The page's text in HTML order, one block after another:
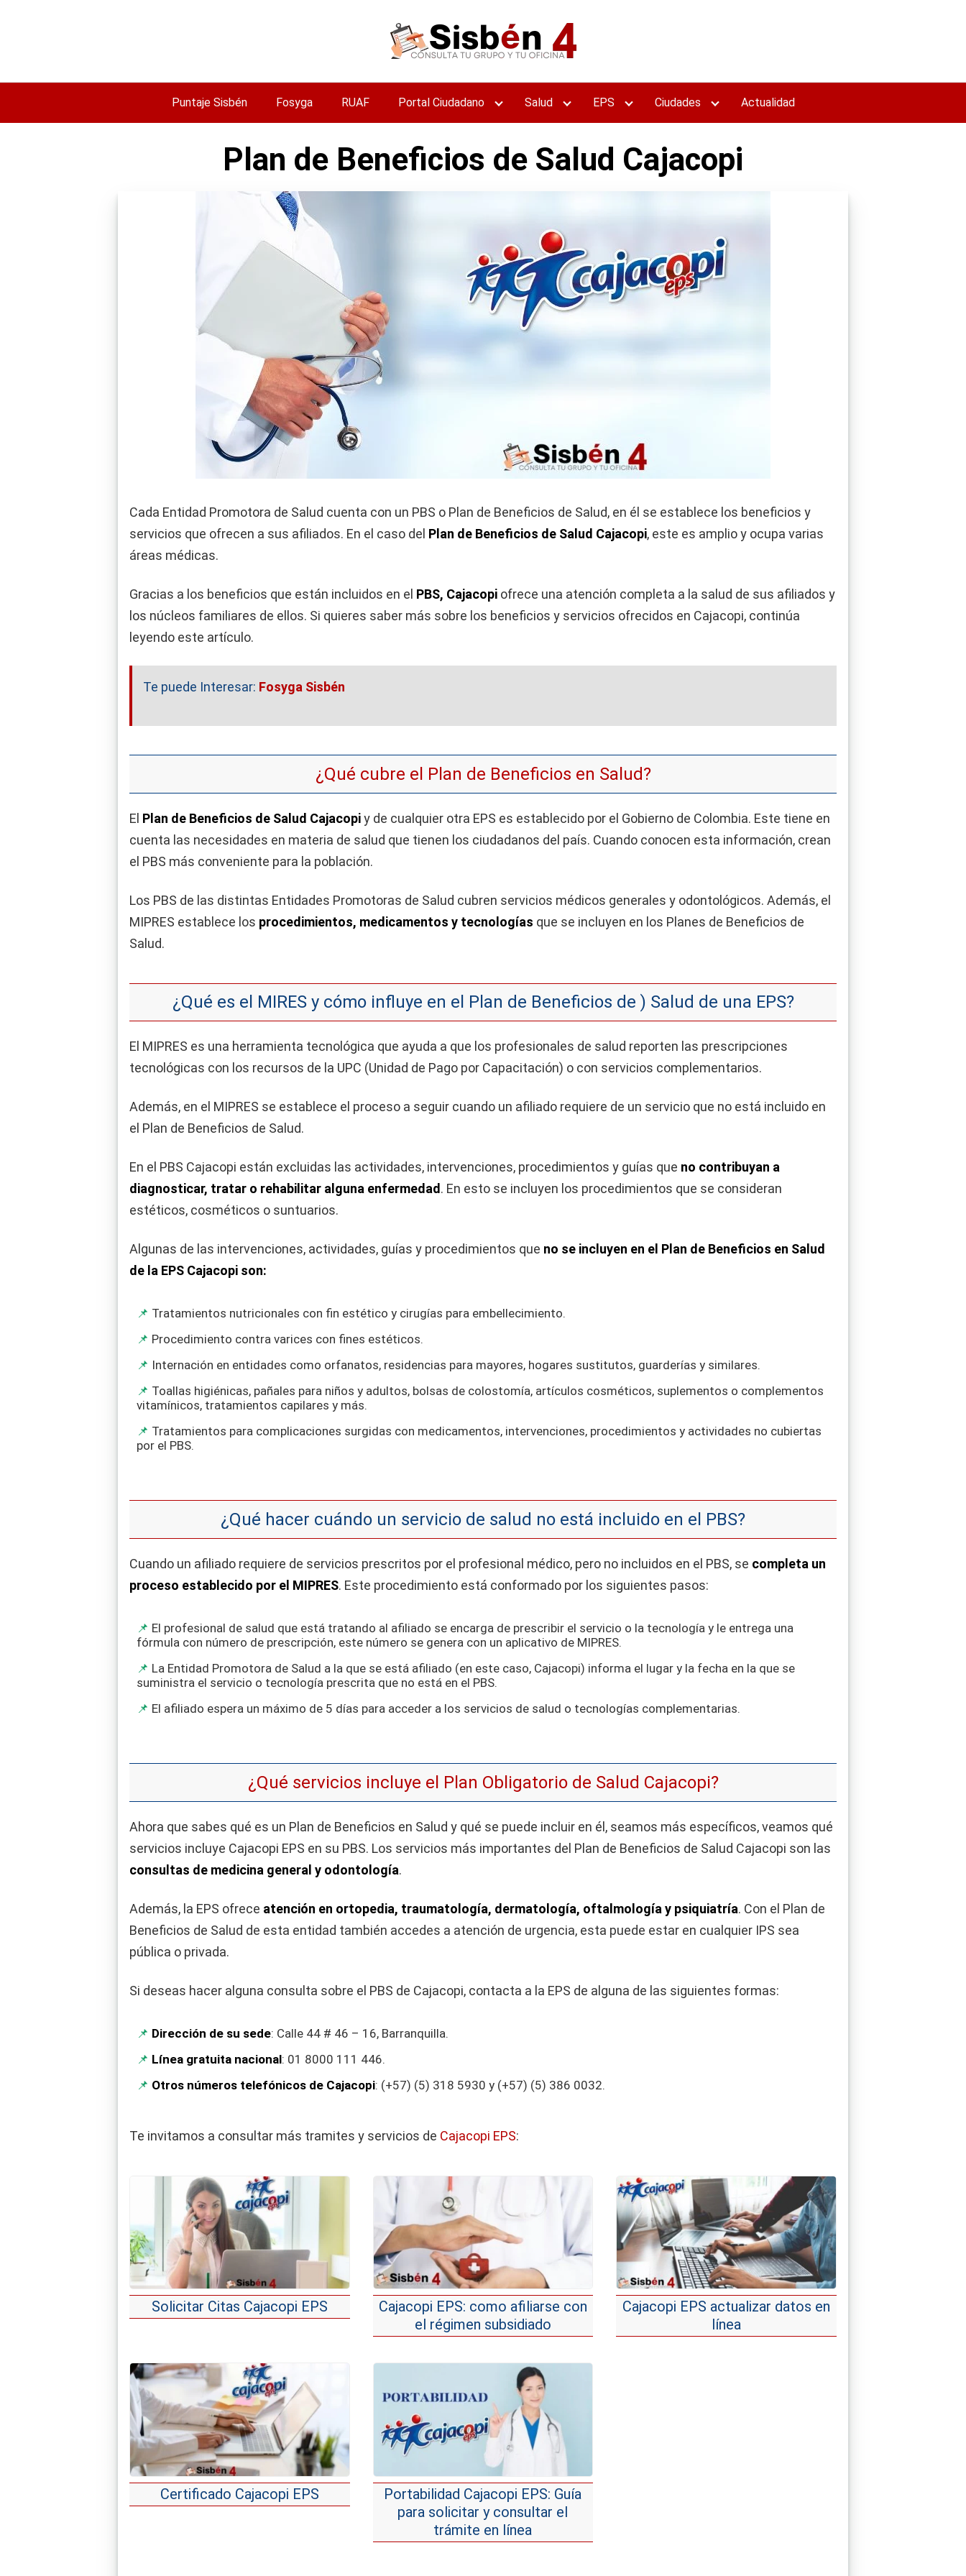
Puntaje Sisbén Fosyga RUAF Portal Ciudadano Salud EPS Ciudades Actualidad
Plan de Beneficios de Salud Cajacopi
Cada Entidad Promotora de Salud cuenta con un PBS o Plan de Beneficios de Salud, en él se establece los beneficios y
servicios que ofrecen a sus afiliados. En el caso del Plan de Beneficios de Salud Cajacopi, este es amplio y ocupa varias
áreas médicas.
Gracias a los beneficios que están incluidos en el PBS, Cajacopi ofrece una atención completa a la salud de sus afiliados y
los núcleos familiares de ellos. Si quieres saber más sobre los beneficios y servicios ofrecidos en Cajacopi, continúa
leyendo este artículo.
Te puede Interesar: Fosyga Sisbén
¿Qué cubre el Plan de Beneficios en Salud?
El Plan de Beneficios de Salud Cajacopiy de cualquier otra EPS es establecido por el Gobierno de Colombia. Este tiene en
cuenta las necesidades en materia de salud que tienen los ciudadanos del país. Cuando conocen esta información, crean
el PBS más conveniente para la población.
Los PBS de las distintas Entidades Promotoras de Salud cubren servicios médicos generales y odontológicos. Además, el
MIPRES establece los procedimientos, medicamentos y tecnologías que se incluyen en los Planes de Beneficios de
Salud.
¿Qué es el MIRES y cómo influye en el Plan de Beneficios de ) Salud de una EPS?
El MIPRES es una herramienta tecnológica que ayuda a que los profesionales de salud reporten las prescripciones
tecnológicas con los recursos de la UPC (Unidad de Pago por Capacitación) o con servicios complementarios.
Además, en el MIPRES se establece el proceso a seguir cuando un afiliado requiere de un servicio que no está incluido en
el Plan de Beneficios de Salud.
En el PBS Cajacopi están excluidas las actividades, intervenciones, procedimientos y guías que no contribuyan a
diagnosticar, tratar o rehabilitar alguna enfermedad. En esto se incluyen los procedimientos que se consideran
estéticos, cosméticos o suntuarios.
Algunas de las intervenciones, actividades, guías y procedimientos que no se incluyen en el Plan de Beneficios en Salud
de la EPS Cajacopi son:
Tratamientos nutricionales con fin estético y cirugías para embellecimiento.
Procedimiento contra varices con fines estéticos.
Internación en entidades como orfanatos, residencias para mayores, hogares sustitutos, guarderías y similares.
Toallas higiénicas, pañales para niños y adultos, bolsas de colostomía, artículos cosméticos, suplementos o complementos
vitamínicos, tratamientos capilares y más.
Tratamientos para complicaciones surgidas con medicamentos, intervenciones, procedimientos y actividades no cubiertas
por el PBS.
¿Qué hacer cuándo un servicio de salud no está incluido en el PBS?
Cuando un afiliado requiere de servicios prescritos por el profesional médico, pero no incluidos en el PBS, se completa un
proceso establecido por el MIPRES. Este procedimiento está conformado por los siguientes pasos:
El profesional de salud que está tratando al afiliado se encarga de prescribir el servicio o la tecnología y le entrega una
fórmula con número de prescripción, este número se genera con un aplicativo de MIPRES.
La Entidad Promotora de Salud a la que se está afiliado (en este caso, Cajacopi) informa el lugar y la fecha en la que se
suministra el servicio o tecnología prescrita que no está en el PBS.
El afiliado espera un máximo de 5 días para acceder a los servicios de salud o tecnologías complementarias.
¿Qué servicios incluye el Plan Obligatorio de Salud Cajacopi?
Ahora que sabes qué es un Plan de Beneficios en Salud y qué se puede incluir en él, seamos más específicos, veamos qué
servicios incluye Cajacopi EPS en su PBS. Los servicios más importantes del Plan de Beneficios de Salud Cajacopi son las
consultas de medicina general y odontología.
Además, la EPS ofrece atención en ortopedia, traumatología, dermatología, oftalmología y psiquiatría. Con el Plan de
Beneficios de Salud de esta entidad también accedes a atención de urgencia, esta puede estar en cualquier IPS sea
pública o privada.
Si deseas hacer alguna consulta sobre el PBS de Cajacopi, contacta a la EPS de alguna de las siguientes formas:
Dirección de su sede: Calle 44 # 46 – 16, Barranquilla.
Línea gratuita nacional: 01 8000 111 446.
Otros números telefónicos de Cajacopi: (+57) (5) 318 5930 y (+57) (5) 386 0032.
Te invitamos a consultar más tramites y servicios de Cajacopi EPS:
Solicitar Citas Cajacopi EPS
Cajacopi EPS: como afiliarse con
el régimen subsidiado
Cajacopi EPS actualizar datos en
línea
Certificado Cajacopi EPS
Portabilidad Cajacopi EPS: Guía
para solicitar y consultar el
trámite en línea